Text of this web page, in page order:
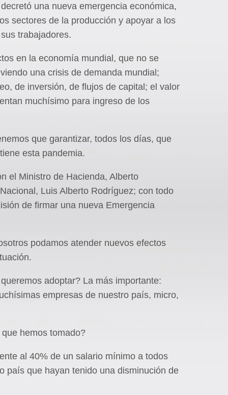
una nueva emergencia económica,
sectores de la producción y apoyar a los
trabajadores.
en la economía mundial, que no se
una crisis de demanda mundial;
de inversión, de flujos de capital; el valor
muchísimo para ingreso de los
que garantizar, todos los días, que
esta pandemia.
el Ministro de Hacienda, Alberto
Luis Alberto Rodríguez; con todo
de firmar una nueva Emergencia
podamos atender nuevos efectos
adoptar? La más importante:
empresas de nuestro país, micro,
hemos tomado?
al 40% de un salario mínimo a todos
país que hayan tenido una disminución de